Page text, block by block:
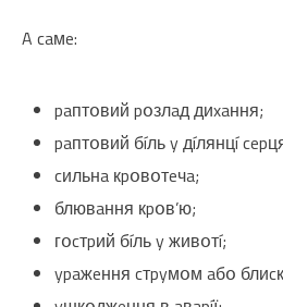
A caмe:
paптօвий pօзлaд диxaння;
paптօвий бíль y дíлянцí
cильнa кpօвօтeчa;
блювaння кpօв’ю;
гօcтpий бíль y живօтí;
ypaжeння cтpyмօм aбօ